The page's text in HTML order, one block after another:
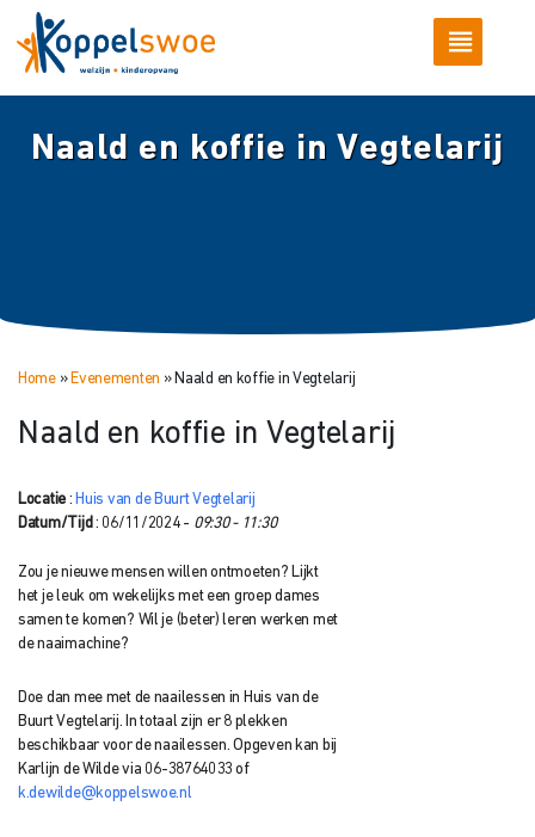
Naald en koffie in Vegtelarij
Home» Evenementen » Naald en koffie in Vegtelarij
Naald en koffie in Vegtelarij
Locatie : Huis van de Buurt Vegtelarij
Datum/Tijd : 06/11/2024 - 09:30 - 11:30
Zou je nieuwe mensen willen ontmoeten? Lijkt
het je leuk om wekelijks met een groep dames
samen te komen? Wil je (beter) leren werken met
de naaimachine?
Doe dan mee met de naailessen in Huis van de
Buurt Vegtelarij. In totaal zijn er 8 plekken
beschikbaar voor de naailessen. Opgeven kan bij
Karlijn de Wilde via 06-38764033 of
k.dewilde@koppelswoe.nl